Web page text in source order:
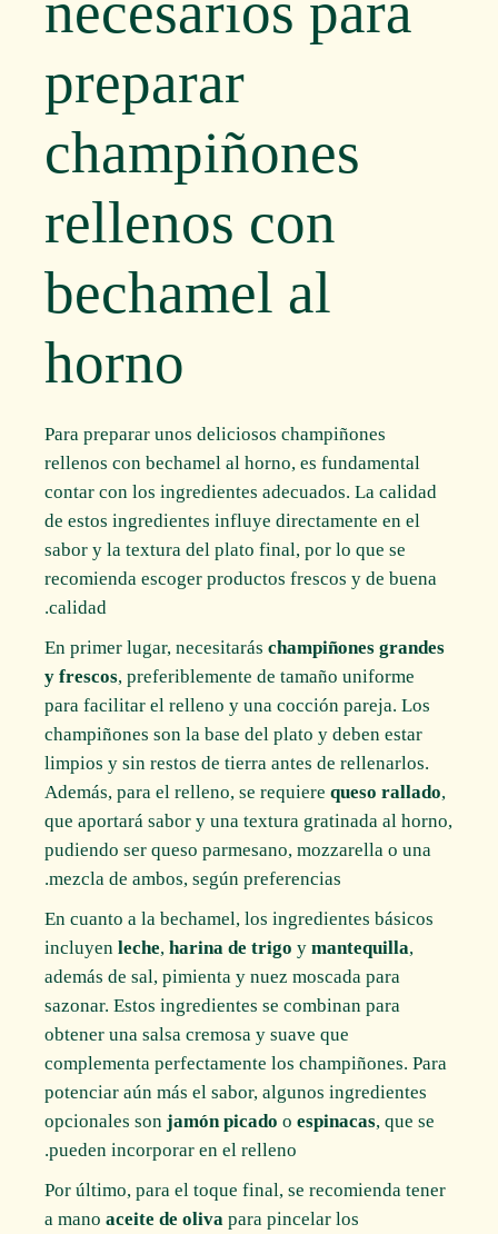
preparar
champiñones
rellenos con
bechamel al
horno
Para preparar unos deliciosos champiñones
rellenos con bechamel al horno, es fundamental
contar con los ingredientes adecuados. La calidad
de estos ingredientes influye directamente en el
sabor y la textura del plato final, por lo que se
recomienda escoger productos frescos y de buena
calidad.
En primer lugar, necesitaráschampiñones grandes
y frescos, preferiblemente de tamaño uniforme
para facilitar el relleno y una cocción pareja. Los
champiñones son la base del plato y deben estar
limpios y sin restos de tierra antes de rellenarlos.
Además, para el relleno, se requierequeso rallado,
que aportará sabor y una textura gratinada al horno,
pudiendo ser queso parmesano, mozzarella o una
mezcla de ambos, según preferencias.
En cuanto a la bechamel, los ingredientes básicos
incluyenleche,harina de trigo ymantequilla,
además de sal, pimienta y nuez moscada para
sazonar. Estos ingredientes se combinan para
obtener una salsa cremosa y suave que
complementa perfectamente los champiñones. Para
potenciar aún más el sabor, algunos ingredientes
opcionales sonjamón picado oespinacas, que se
pueden incorporar en el relleno.
Por último, para el toque final, se recomienda tener
a manoaceite de oliva para pincelar los